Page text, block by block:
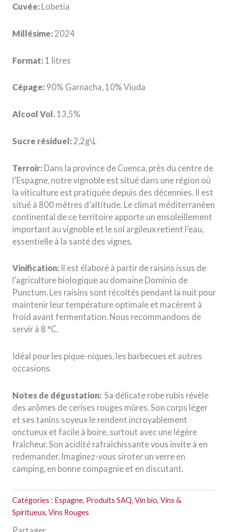
Cuvée: Lobetia
Millésime: 2024
Format: 1 litres
Cépage: 90% Garnacha, 10% Viuda
Alcool Vol. 13,5%
Sucre résiduel: 2,2g\L
Terroir: Dans la province de Cuenca, près du centre de
l’Espagne, notre vignoble est situé dans une région où
la viticulture est pratiquée depuis des décennies. Il est
situé à 800 mètres d’altitude. Le climat méditerranéen
continental de ce territoire apporte un ensoleillement
important au vignoble et le sol argileux retient l’eau,
essentielle à la santé des vignes.
Vinification: Il est élaboré à partir de raisins issus de
l’agriculture biologique au domaine Dominio de
Punctum. Les raisins sont récoltés pendant la nuit pour
maintenir leur température optimale et macèrent à
froid avant fermentation. Nous recommandons de
servir à 8 °C.
Idéal pour les pique-niques, les barbecues et autres
occasions.
Notes de dégustation: Sa délicate robe rubis révèle
des arômes de cerises rouges mûres. Son corps léger
et ses tanins soyeux le rendent incroyablement
onctueux et facile à boire, surtout avec une légère
fraîcheur. Son acidité rafraîchissante vous invite à en
redemander. Imaginez-vous siroter un verre en
camping, en bonne compagnie et en discutant.
Catégories : Espagne, Produits SAQ, Vin bio, Vins &
Spiritueux, Vins Rouges
Partager